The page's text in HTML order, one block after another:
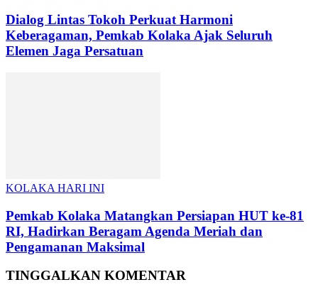
Dialog Lintas Tokoh Perkuat Harmoni
Keberagaman, Pemkab Kolaka Ajak Seluruh
Elemen Jaga Persatuan
KOLAKA HARI INI
Pemkab Kolaka Matangkan Persiapan HUT ke-81
RI, Hadirkan Beragam Agenda Meriah dan
Pengamanan Maksimal
TINGGALKAN KOMENTAR